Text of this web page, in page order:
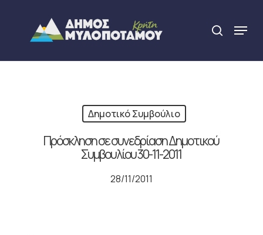
content
search
Menu
Δημοτικό Συμβούλιο
Πρόσκληση σε συνεδρίαση Δημοτικού
Συμβουλίου 30-11-2011
28/11/2011
Close